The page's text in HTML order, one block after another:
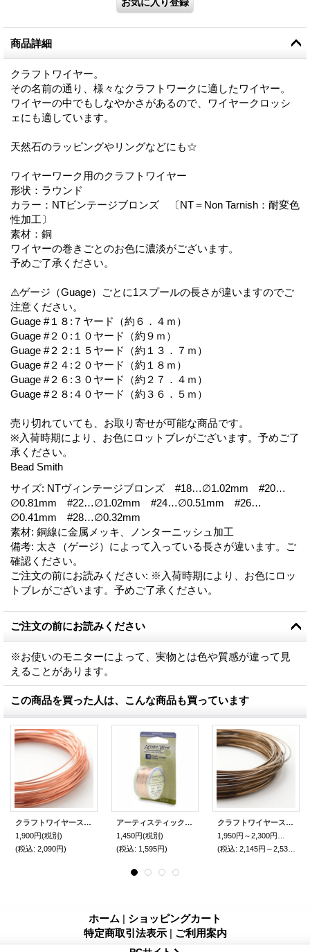
商品詳細
クラフトワイヤー。
その名前の通り、様々なクラフトワークに適したワイヤー。
ワイヤーの中でもしなやかさがあるので、ワイヤークロッシ
ェにも適しています。
天然石のラッピングやリングなどにも☆
ワイヤーワーク用のクラフトワイヤー
形状：ラウンド
カラー：NTビンテージブロンズ 〔NT＝Non Tarnish：耐変色
性加工〕
素材：銅
ワイヤーの巻きごとのお色に濃淡がございます。
予めご了承ください。
⚠ゲージ（Guage）ごとに1スプールの長さが違いますのでご
注意ください。
Guage #１８:７ヤード（約６．４ｍ）
Guage #２０:１０ヤード（約９ｍ）
Guage #２２:１５ヤード（約１３．７ｍ）
Guage #２４:２０ヤード（約１８ｍ）
Guage #２６:３０ヤード（約２７．４ｍ）
Guage #２８:４０ヤード（約３６．５ｍ）
売り切れていても、お取り寄せが可能な商品です。
※入荷時期により、お色にロットブレがございます。予めご了
承ください。
Bead Smith
サイズ: NTヴィンテージブロンズ #18…∅1.02mm #20…
∅0.81mm #22…∅1.02mm #24…∅0.51mm #26…
∅0.41mm #28…∅0.32mm
素材: 銅線に金属メッキ、ノンターニッシュ加工
備考: 太さ（ゲージ）によって入っている長さが違います。ご
確認ください。
ご注文の前にお読みください: ※入荷時期により、お色にロッ
トブレがございます。予めご了承ください。
ご注文の前にお読みください
※お使いのモニターによって、実物とは色や質感が違って見
えることがあります。
この商品を買った人は、こんな商品も買っています
クラフトワイヤースクエア（NTコッパー・6.6m・#21）角線
1,900円(税別)
(税込: 2,090円)
アーティスティックワイヤー・ラウンド（ローズゴールド #18から#28）
1,450円(税別)
(税込: 1,595円)
クラフトワイヤースクエア（NTヴィンテージブロンズ・6.6m・#18/#21)角線
(税込: 2,145円～2,530円)
ホーム | ショッピングカート
特定商取引法表示 | ご利用案内